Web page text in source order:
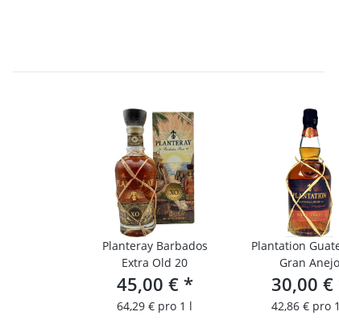
Planteray Barbados
Extra Old 20
45,00 € *
64,29 € pro 1 l
Plantation
Gran Anejo
30,00 €
42,86 € pro